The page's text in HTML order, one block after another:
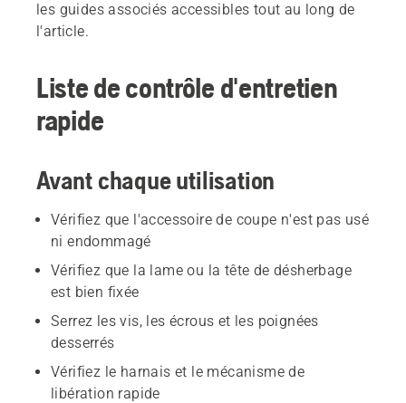
les guides associés accessibles tout au long de
l'article.
Liste de contrôle d'entretien
rapide
Avant chaque utilisation
Vérifiez que l'accessoire de coupe n'est pas usé
ni endommagé
Vérifiez que la lame ou la tête de désherbage
est bien fixée
Serrez les vis, les écrous et les poignées
desserrés
Vérifiez le harnais et le mécanisme de
libération rapide